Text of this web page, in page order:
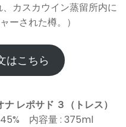
カスカウイン蒸留所内に
ーされた樽。）
はこちら
レポサド ３（トレス）
45% 内容量 : 375ml